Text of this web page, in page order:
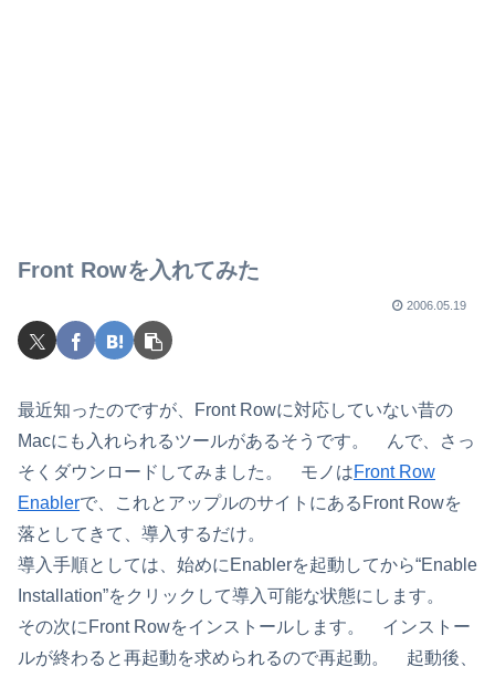
Front Rowを入れてみた
2006.05.19
最近知ったのですが、Front Rowに対応していない昔の
Macにも入れられるツールがあるそうです。 んで、さっ
そくダウンロードしてみました。 モノはFront Row
Enablerで、これとアップルのサイトにあるFront Rowを
落としてきて、導入するだけ。
導入手順としては、始めにEnablerを起動してから“Enable
Installation”をクリックして導入可能な状態にします。
その次にFront Rowをインストールします。 インストー
ルが終わると再起動を求められるので再起動。 起動後、